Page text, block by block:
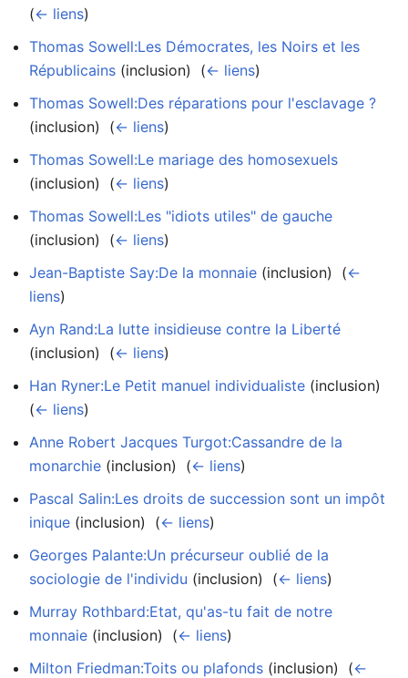
(← liens)
Thomas Sowell:Les Démocrates, les Noirs et les
Républicains (inclusion) ‎ (← liens)
Thomas Sowell:Des réparations pour l'esclavage ?
(inclusion) ‎ (← liens)
Thomas Sowell:Le mariage des homosexuels
(inclusion) ‎ (← liens)
Thomas Sowell:Les "idiots utiles" de gauche
(inclusion) ‎ (← liens)
Jean-Baptiste Say:De la monnaie (inclusion) ‎ (←
liens)
Ayn Rand:La lutte insidieuse contre la Liberté
(inclusion) ‎ (← liens)
Han Ryner:Le Petit manuel individualiste (inclusion) ‎
(← liens)
Anne Robert Jacques Turgot:Cassandre de la
monarchie (inclusion) ‎ (← liens)
Pascal Salin:Les droits de succession sont un impôt
inique (inclusion) ‎ (← liens)
Georges Palante:Un précurseur oublié de la
sociologie de l'individu (inclusion) ‎ (← liens)
Murray Rothbard:Etat, qu'as-tu fait de notre
monnaie (inclusion) ‎ (← liens)
Milton Friedman:Toits ou plafonds (inclusion) ‎ (←